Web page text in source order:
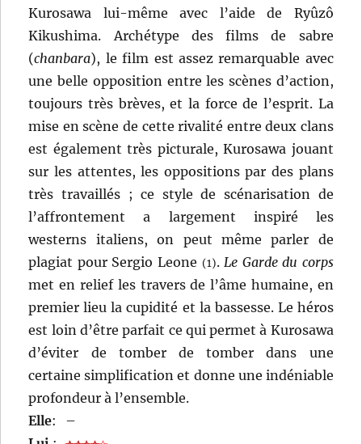
Kurosawa lui-même avec l’aide de Ryûzô
Kikushima. Archétype des films de sabre
(chanbara), le film est assez remarquable avec
une belle opposition entre les scènes d’action,
toujours très brèves, et la force de l’esprit. La
mise en scène de cette rivalité entre deux clans
est également très picturale, Kurosawa jouant
sur les attentes, les oppositions par des plans
très travaillés ; ce style de scénarisation de
l’affrontement a largement inspiré les
westerns italiens, on peut même parler de
plagiat pour Sergio Leone (1).Le Garde du corps
met en relief les travers de l’âme humaine, en
premier lieu la cupidité et la bassesse. Le héros
est loin d’être parfait ce qui permet à Kurosawa
d’éviter de tomber de tomber dans une
certaine simplification et donne une indéniable
profondeur à l’ensemble.
Elle:
–